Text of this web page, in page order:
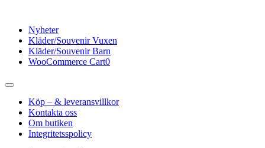
innehålletNyheter
Kläder/Souvenir Vuxen
Kläder/Souvenir Barn
WooCommerce Cart0
Toggle
NavigationKöp – & leveransvillkor
Kontakta oss
Om butiken
Integritetsspolicy